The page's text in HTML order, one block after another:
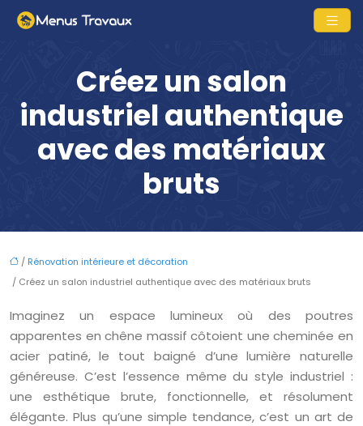
Créez un salon
industriel authentique
avec des matériaux
bruts
/ Rénovation intérieure et décoration
/ Créez un salon industriel authentique avec des matériaux bruts
Imaginez un espace lumineux où des poutres
apparentes en chêne massif côtoient une cheminée en
acier patiné, le tout baigné d’une lumière naturelle
généreuse. C’est l’essence même du style industriel :
une esthétique brute, fonctionnelle, et résolument
élégante. Plus qu’une simple tendance, c’est un art de